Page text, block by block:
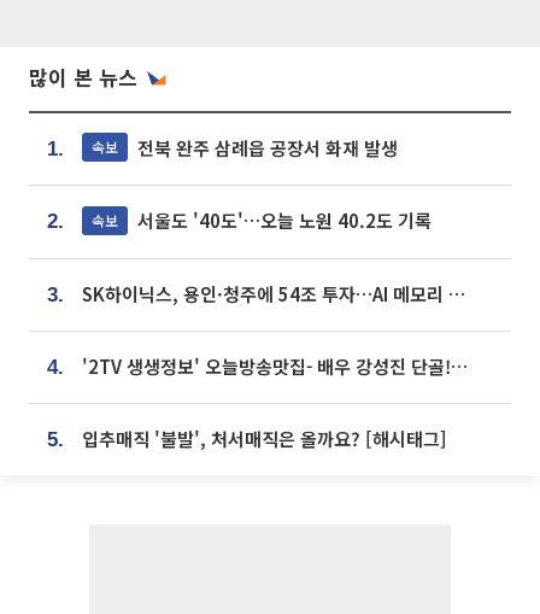
많이 본 뉴스
1. 속보 전북 완주 삼례읍 공장서 화재 발생
2. 속보 서울도 '40도'…오늘 노원 40.2도 기록
3. SK하이닉스, 용인·청주에 54조 투자…AI 메모리 생산기지 키운다
4. '2TV 생생정보' 오늘방송맛집- 배우 강성진 단골! 쌀국수ㆍ푸팟퐁 커리 맛집 '블○○○'
5. 입추매직 '불발', 처서매직은 올까요? [해시태그]